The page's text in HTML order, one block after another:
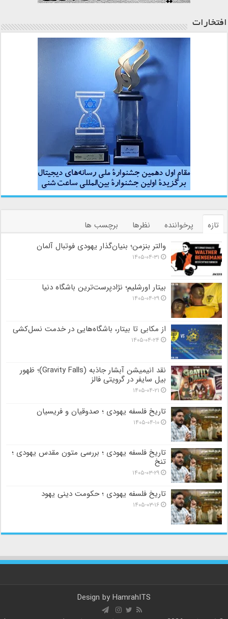
افتخارات
تازه پرخواننده نظرها
برچسب ها
والتر بنزمن؛ بنیان‌گذار یهودی فوتبال آلمان
۱۴۰۵-۰۴-۳۱
بیتار اورشلیم؛ نژادپرست‌ترین باشگاه دنیا
۱۴۰۵-۰۴-۲۹
از مکابی تا بیتار، باشگاه‌هایی در خدمت نسل‌کشی
۱۴۰۵-۰۴-۲۴
نقد انیمیشن آبشار جاذبه (Gravity Falls)؛ ظهور
بیل سایفر در گرویتی فالز
۱۴۰۵-۰۴-۲۱
تاریخ فلسفه یهودی ؛ صدوقیان و فریسیان
۱۴۰۵-۰۴-۱۰
تاریخ فلسفه یهودی ؛ بررسی متون مقدس یهودی ؛
تنخ
۱۴۰۵-۰۳-۲۹
تاریخ فلسفه یهودی ؛ حکومت دینی یهود
۱۴۰۵-۰۳-۱۶
Design by HamrahITS